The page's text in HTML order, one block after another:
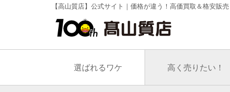
【高山質店】公式サイト｜価格が違う！高価買取＆格安販売
選ばれるワケ 高く売りたい！